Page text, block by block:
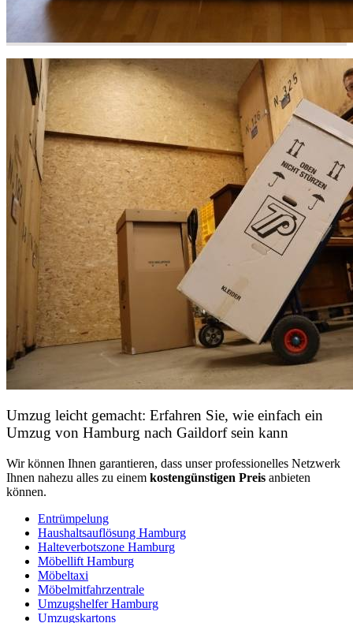
Umzug leicht gemacht: Erfahren Sie, wie einfach ein
Umzug von Hamburg nach Gaildorf sein kann
Wir können Ihnen garantieren, dass unser professionelles Netzwerk
Ihnen nahezu alles zu einem kostengünstigen Preis anbieten
können.
Entrümpelung
Haushaltsauflösung Hamburg
Halteverbotszone Hamburg
Möbellift Hamburg
Möbeltaxi
Möbelmitfahrzentrale
Umzugshelfer Hamburg
Umzugskartons